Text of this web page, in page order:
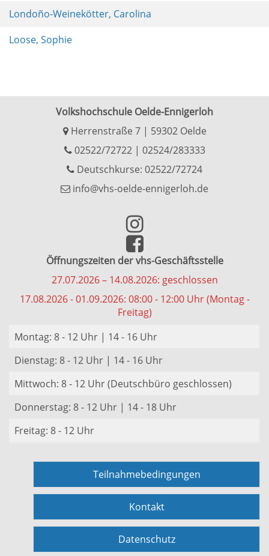
Londoño-Weinekötter, Carolina
Loose, Sophie
Volkshochschule Oelde-Ennigerloh
Herrenstraße 7 | 59302 Oelde
02522/72722| 02524/283333
Deutschkurse: 02522/72724
info@vhs-oelde-ennigerloh.de
Öffnungszeiten der vhs-Geschäftsstelle
27.07.2026 – 14.08.2026: geschlossen
17.08.2026 - 01.09.2026: 08:00 - 12:00 Uhr (Montag -
Freitag)
Montag: 8 - 12 Uhr | 14 - 16 Uhr
Dienstag: 8 - 12 Uhr | 14 - 16 Uhr
Mittwoch: 8 - 12 Uhr (Deutschbüro geschlossen)
Donnerstag: 8 - 12 Uhr | 14 - 18 Uhr
Freitag: 8 - 12 Uhr
Teilnahmebedingungen
Kontakt
Datenschutz